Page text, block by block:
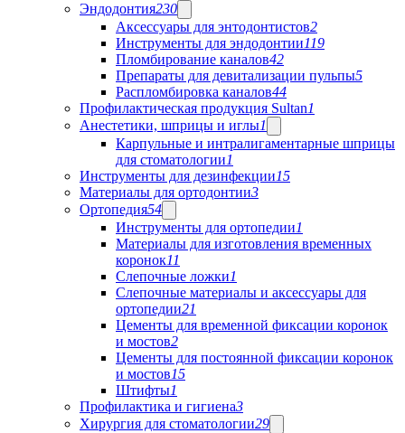
Эндодонтия230
Аксессуары для энтодонтистов2
Инструменты для эндодонтии119
Пломбирование каналов42
Препараты для девитализации пульпы5
Распломбировка каналов44
Профилактическая продукция Sultan1
Анестетики, шприцы и иглы1
Карпульные и интралигаментарные шприцы
для стоматологии1
Инструменты для дезинфекции15
Материалы для ортодонтии3
Ортопедия54
Инструменты для ортопедии1
Материалы для изготовления временных
коронок11
Слепочные ложки1
Слепочные материалы и аксессуары для
ортопедии21
Цементы для временной фиксации коронок
и мостов2
Цементы для постоянной фиксации коронок
и мостов15
Штифты1
Профилактика и гигиена3
Хирургия для стоматологии29